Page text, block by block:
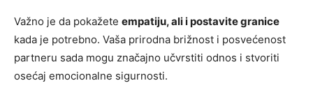
Važno je da pokažete empatiju, ali i postavite granice
kada je potrebno. Vaša prirodna brižnost i posvećenost
partneru sada mogu značajno učvrstiti odnos i stvoriti
osećaj emocionalne sigurnosti.